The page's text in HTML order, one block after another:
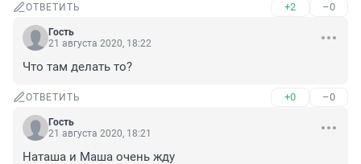
ОТВЕТИТЬ +2 –0
Гость
21 августа 2020, 18:22
Что там делать то?
ОТВЕТИТЬ +0 –0
Гость
21 августа 2020, 18:21
Наташа и Маша очень жду